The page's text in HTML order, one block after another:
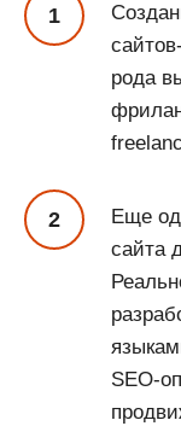
рода
Еще
сайта
SEO-